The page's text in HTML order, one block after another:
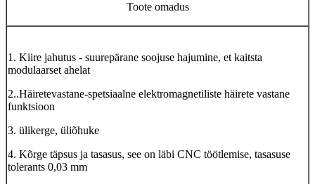
Toote omadus
1. Kiire jahutus - suurepärane soojuse hajumine, et kaitsta
modulaarset ahelat
2..Häiretevastane-spetsiaalne elektromagnetiliste häirete vastane
funktsioon
3. ülikerge, üliõhuke
4. Kõrge täpsus ja tasasus, see on läbi CNC töötlemise, tasasuse
tolerants 0,03 mm